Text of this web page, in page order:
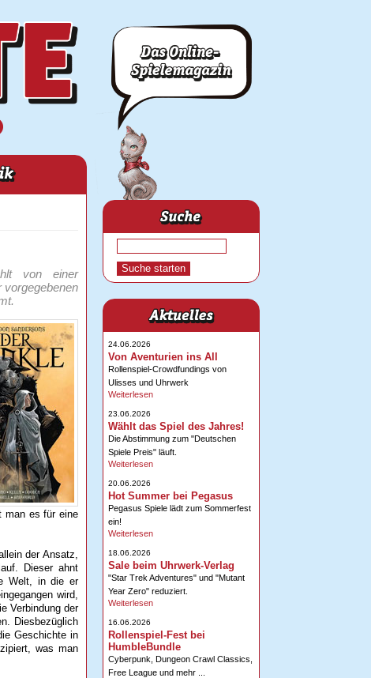
von einer
vorgegebenen
man es für eine
der Ansatz,
Dieser ahnt
Welt, in die er
wird,
Verbindung der
Diesbezüglich
Geschichte in
was man
24.06.2026
Von Aventurien ins All
Rollenspiel-Crowdfundings von
Ulisses und Uhrwerk
Weiterlesen
23.06.2026
Wählt das Spiel des Jahres!
Die Abstimmung zum "Deutschen
Spiele Preis" läuft.
Weiterlesen
20.06.2026
Hot Summer bei Pegasus
Pegasus Spiele lädt zum Sommerfest
ein!
Weiterlesen
18.06.2026
Sale beim Uhrwerk-Verlag
"Star Trek Adventures" und "Mutant
Year Zero" reduziert.
Weiterlesen
16.06.2026
Rollenspiel-Fest bei
HumbleBundle
Cyberpunk, Dungeon Crawl Classics,
Free League und mehr ...